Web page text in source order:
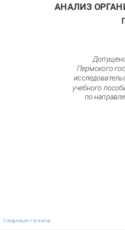
АНАЛИЗ
Пермского
учебного
по
Следующая страница